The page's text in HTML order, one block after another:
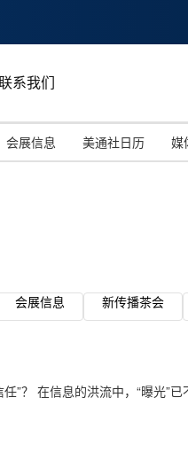
系我们
会展信息 美通社日历 媒
新传播茶会
会展信息
”？ 在信息的洪流中，“曝光”